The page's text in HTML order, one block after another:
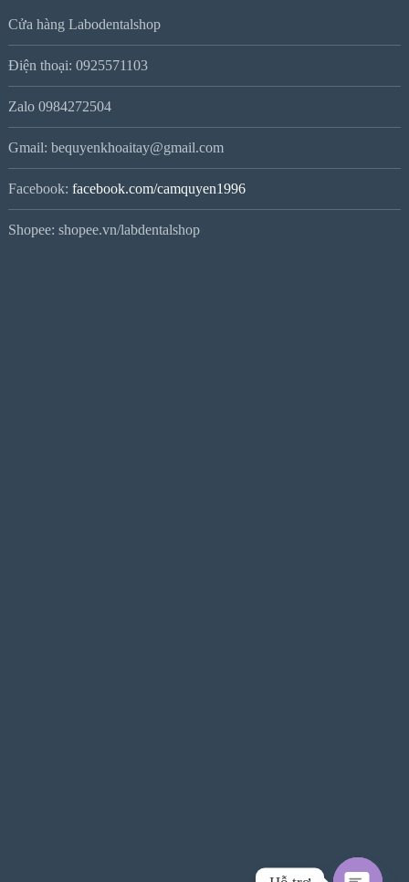
Cửa hàng Labodentalshop
Điện thoại: 0925571103
Zalo 0984272504
Gmail: bequyenkhoaitay@gmail.com
Facebook: facebook.com/camquyen1996
Shopee: shopee.vn/labdentalshop